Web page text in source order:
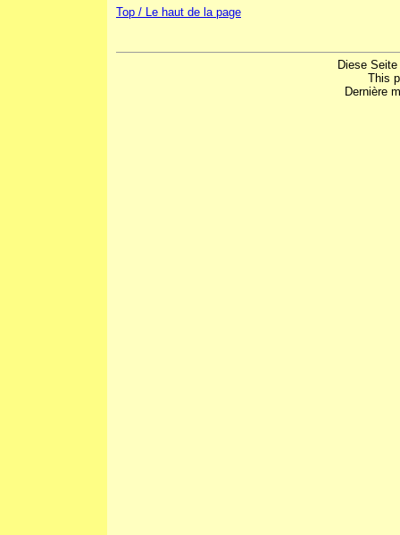
Top / Le haut de la page
Diese
This
Dernière